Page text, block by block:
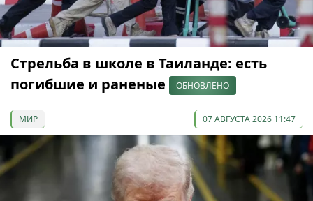
Стрельба в школе в Таиланде: есть
погибшие и раненые
ОБНОВЛЕНО
МИР 07 АВГУСТА 2026 11:47